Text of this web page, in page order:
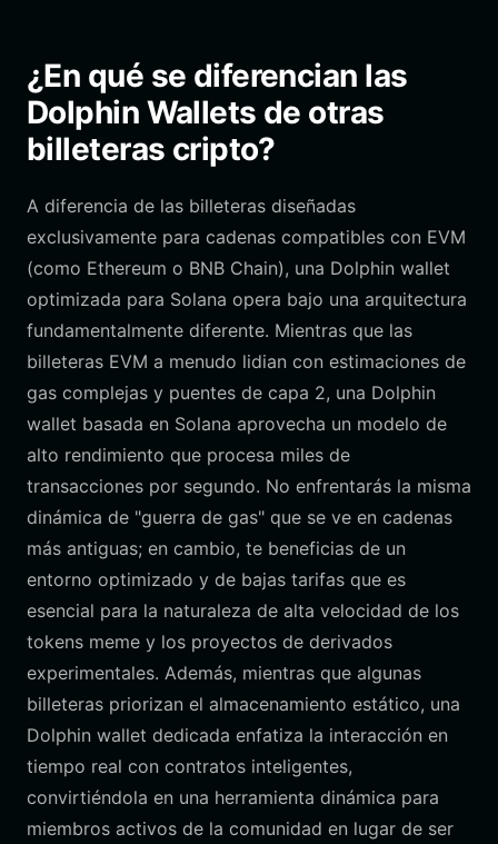
¿En qué se diferencian las
Dolphin Wallets de otras
billeteras cripto?
A diferencia de las billeteras diseñadas
exclusivamente para cadenas compatibles con EVM
(como Ethereum o BNB Chain), una Dolphin wallet
optimizada para Solana opera bajo una arquitectura
fundamentalmente diferente. Mientras que las
billeteras EVM a menudo lidian con estimaciones de
gas complejas y puentes de capa 2, una Dolphin
wallet basada en Solana aprovecha un modelo de
alto rendimiento que procesa miles de
transacciones por segundo. No enfrentarás la misma
dinámica de "guerra de gas" que se ve en cadenas
más antiguas; en cambio, te beneficias de un
entorno optimizado y de bajas tarifas que es
esencial para la naturaleza de alta velocidad de los
tokens meme y los proyectos de derivados
experimentales. Además, mientras que algunas
billeteras priorizan el almacenamiento estático, una
Dolphin wallet dedicada enfatiza la interacción en
tiempo real con contratos inteligentes,
convirtiéndola en una herramienta dinámica para
miembros activos de la comunidad en lugar de ser